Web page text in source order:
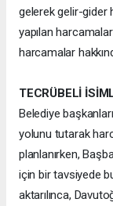
gelerek gelir-gider
yapılan
harcamalar
TECRÜBELİ
Belediye
yolunu tutarak
planlanırken,
için bir tavsiyede
aktarılınca,